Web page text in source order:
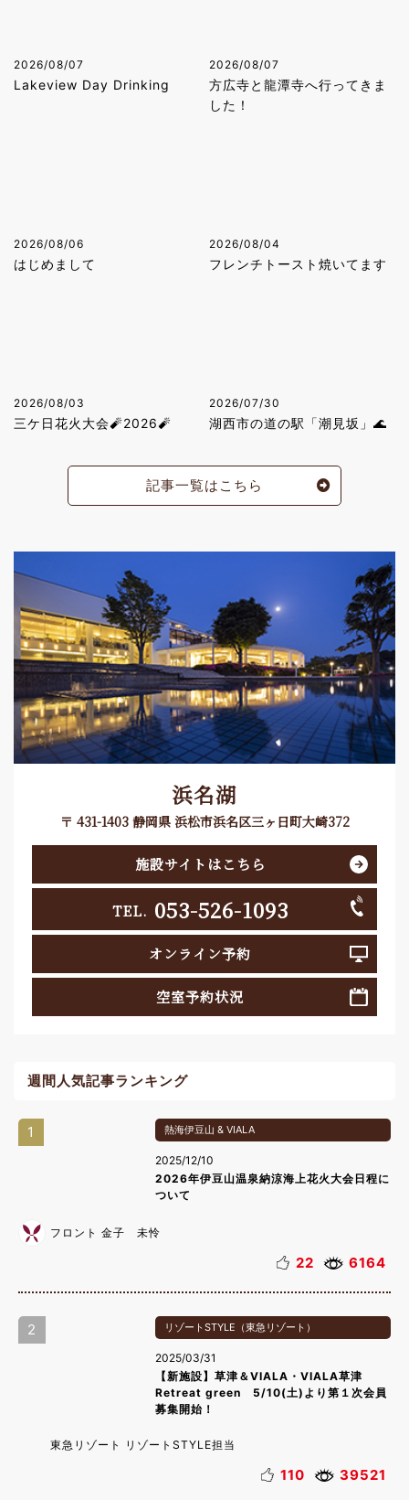
2026/08/07
Lakeview Day Drinking
2026/08/07
方広寺と龍潭寺へ行ってきま
した！
2026/08/06
はじめまして
2026/08/04
フレンチトースト焼いてます
2026/08/03
三ケ日花火大会🧨2026🧨
2026/07/30
湖西市の道の駅「潮見坂」🌊
記事一覧はこちら
浜名湖
〒 431-1403 静岡県 浜松市浜名区三ヶ日町大崎372
施設サイトはこちら
TEL. 053-526-1093
オンライン予約
空室予約状況
週間人気記事ランキング
1 熱海伊豆山 & VIALA
2025/12/10
2026年伊豆山温泉納涼海上花火大会日程に
ついて
フロント 金子 未怜
22 6164
2 リゾートSTYLE（東急リゾート）
2025/03/31
【新施設】草津＆VIALA・VIALA草津
Retreat green 5/10(土)より第１次会員
募集開始！
東急リゾート リゾートSTYLE担当
110 39521